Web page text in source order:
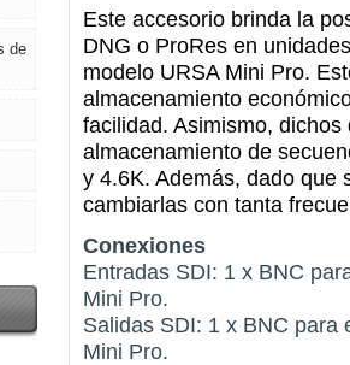
de
Este accesorio brinda la
DNG o ProRes en
modelo URSA Mini Pro.
almacenamiento
facilidad. Asimismo,
almacenamiento de
y 4.6K. Además, dado que
cambiarlas con tanta
Conexiones
Entradas SDI: 1 x BNC
Mini Pro.
Salidas SDI: 1 x BNC para
Mini Pro.